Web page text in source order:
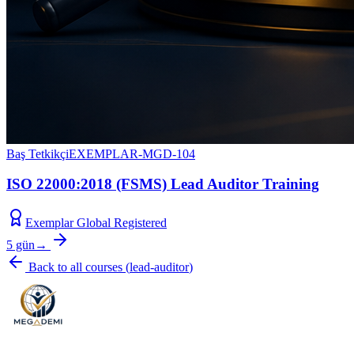
Baş TetkikçiEXEMPLAR-MGD-104
ISO 22000:2018 (FSMS) Lead Auditor Training
Exemplar Global Registered
5 gün →
Back to all courses (lead-auditor)